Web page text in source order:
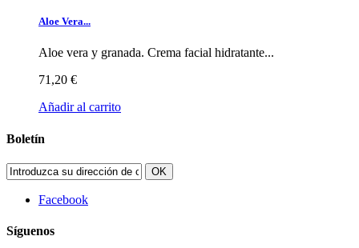
Aloe Vera...
Aloe vera y granada. Crema facial hidratante...
71,20 €
Añadir al carrito
Boletín
OK
Facebook
Síguenos